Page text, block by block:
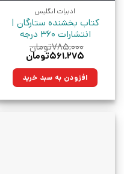
ادبیات انگلیس
کتاب بخشنده ستارگان |
انتشارات 360 درجه
۷۸۵,۰۰۰تومان
قیمت
۷۸۵,۰۰۰تومان
بود.
۵۶۱,۲۷۵تومان
۵۶۱,۲۷۵تومان.افزودن به سبد خرید